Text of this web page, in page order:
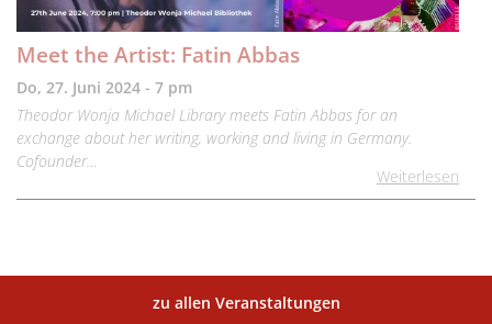
Meet the Artist: Fatin Abbas
Do, 27. Juni 2024 - 7 pm
Theodor Wonja Michael Library meets Fatin Abbas for an
exchange about her writing, working and living in Germany.
Cofounder…
Weiterlesen
zu allen Veranstaltungen